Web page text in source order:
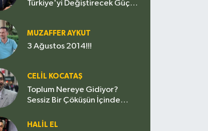
Türkiye'yi Değiştirecek Güç
MUZAFFER AYKUT
3 Ağustos 2014!!!
CELIL KOCATAŞ
Toplum Nereye Gidiyor?
Sessiz Bir Çöküşün İçinde
HALIL EL